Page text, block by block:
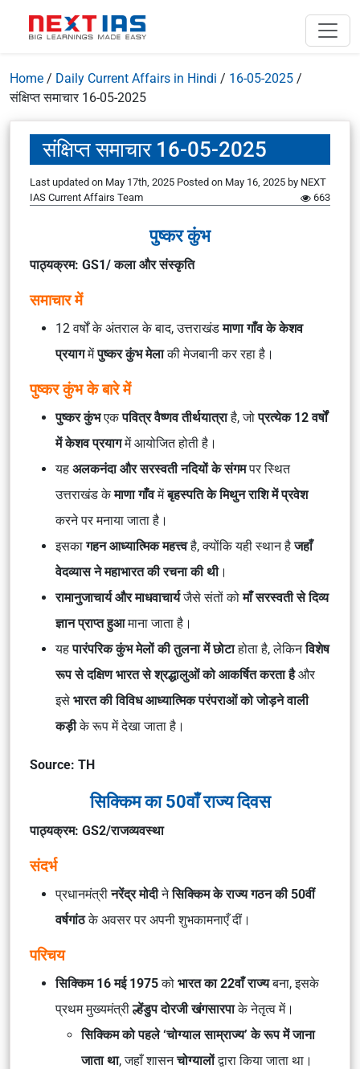
Home / Daily Current Affairs in Hindi / 16-05-2025 /
संक्षिप्त समाचार 16-05-2025
संक्षिप्त समाचार 16-05-2025
Last updated on May 17th, 2025 Posted on May 16, 2025 by NEXT
IAS Current Affairs Team
663
पुष्कर कुंभ
पाठ्यक्रम: GS1/ कला और संस्कृति
समाचार में
12 वर्षों के अंतराल के बाद, उत्तराखंडमाणा गाँव के केशव
प्रयागमेंपुष्कर कुंभ मेलाकी मेजबानी कर रहा है।
पुष्कर कुंभ के बारे में
पुष्कर कुंभएकपवित्र वैष्णव तीर्थयात्राहै, जोप्रत्येक 12 वर्षों
में केशव प्रयागमें आयोजित होती है।
यह अलकनंदा और सरस्वती नदियों के संगमपर स्थित
उत्तराखंड केमाणा गाँवमेंबृहस्पति के मिथुन राशि में प्रवेश
करने पर मनाया जाता है।
इसकागहन आध्यात्मिक महत्त्वहै, क्योंकि यही स्थान हैजहाँ
वेदव्यास ने महाभारत की रचना की थी।
रामानुजाचार्य और माधवाचार्यजैसे संतों कोमाँ सरस्वती से दिव्य
ज्ञान प्राप्त हुआमाना जाता है।
यहपारंपरिक कुंभ मेलों की तुलना में छोटाहोता है, लेकिनविशेष
रूप से दक्षिण भारत से श्रद्धालुओं को आकर्षित करता हैऔर
इसे भारत की विविध आध्यात्मिक परंपराओं को जोड़ने वाली
कड़ीके रूप में देखा जाता है।
Source: TH
सिक्किम का 50वाँ राज्य दिवस
पाठ्यक्रम: GS2/राजव्यवस्था
संदर्भ
प्रधानमंत्रीनरेंद्र मोदीनेसिक्किम के राज्य गठन की 50वीं
वर्षगांठके अवसर पर अपनी शुभकामनाएँ दीं।
परिचय
सिक्किम 16 मई 1975को भारत का 22वाँ राज्यबना, इसके
प्रथम मुख्यमंत्रील्हेंडुप दोरजी खंगसारपाके नेतृत्व में।
सिक्किम को पहले ‘चोग्याल साम्राज्य’ के रूप में जाना
जाता था, जहाँ शासनचोग्यालोंद्वारा किया जाता था।